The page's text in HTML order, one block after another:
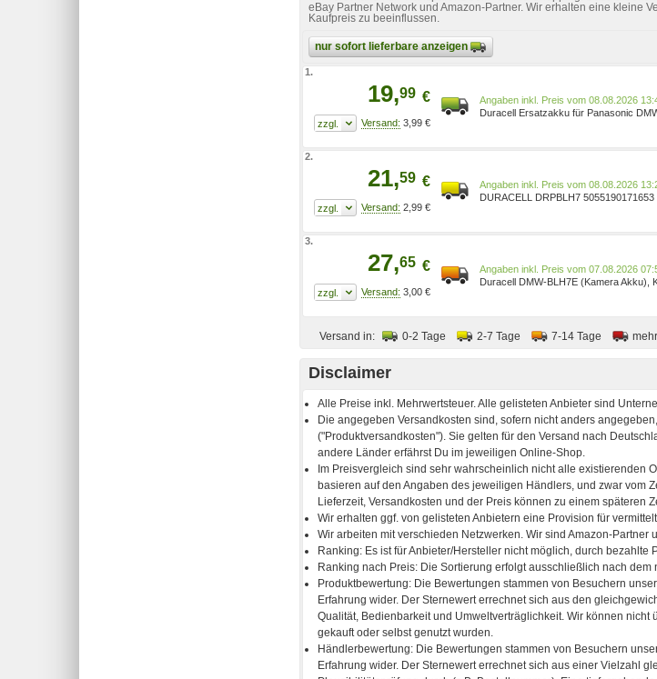
eBay Partner Network und Amazon-Partner. Wir erhalten eine kleine
Kaufpreis zu beeinflussen.
nur sofort lieferbare anzeigen
1.
19,99 €
3,99 €
Preis vom 08.08.2026
Duracell Ersatzakku für Panasonic
2.
21,59 €
2,99 €
Preis vom 08.08.2026
DURACELL DRPBLH7 5055190171653
3.
27,65 €
3,00 €
Preis vom 07.08.2026
Duracell DMW-BLH7E (Kamera Akku),
Versand in: 0-2 Tage 2-7 Tage 7-14 Tage
Disclaimer